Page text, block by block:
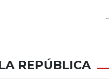
REPÚBLICA